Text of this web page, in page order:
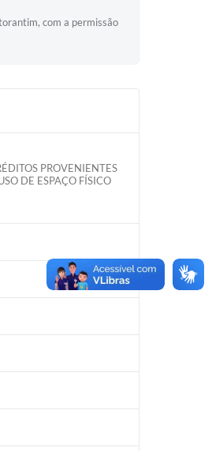
com a permissão
PROVENIENTES
DE ESPAÇO FÍSICO